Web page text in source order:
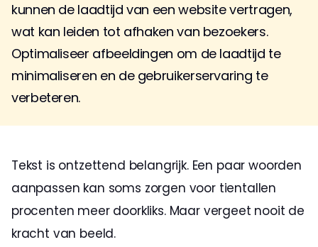
kunnen de laadtijd van een website vertragen,
wat kan leiden tot afhaken van bezoekers.
Optimaliseer afbeeldingen om de laadtijd te
minimaliseren en de gebruikerservaring te
verbeteren.
Tekst is ontzettend belangrijk. Een paar woorden
aanpassen kan soms zorgen voor tientallen
procenten meer doorkliks. Maar vergeet nooit de
kracht van beeld.